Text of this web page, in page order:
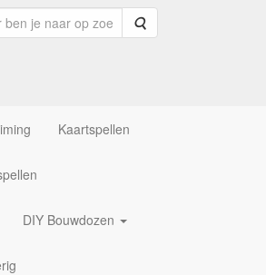
Zoeken
Kaartspellen
DIY Bouwdozen